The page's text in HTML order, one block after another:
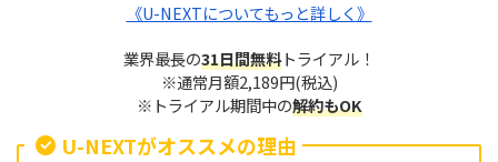
《U-NEXTについてもっと詳しく》
業界最長の31日間無料トライアル！
※通常月額2,189円(税込)
※トライアル期間中の解約もOK
U-NEXTがオススメの理由